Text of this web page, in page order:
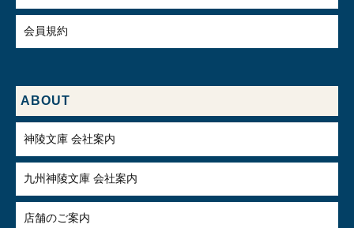
会員規約
ABOUT
神陵文庫 会社案内
九州神陵文庫 会社案内
店舗のご案内